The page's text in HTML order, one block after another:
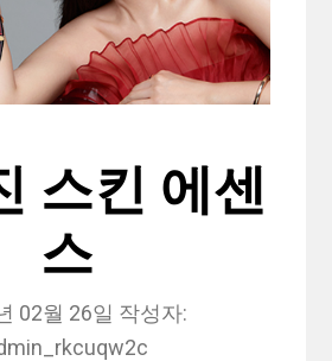
스킨 에센
스
02월 26일 작성자: